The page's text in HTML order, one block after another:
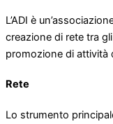
L’ADI è
creazione di rete tra
promozione di attività
Rete
Lo strumento